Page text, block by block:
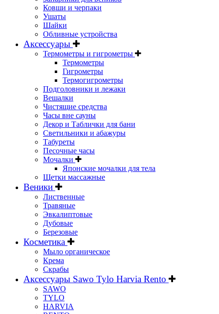
Ковши и черпаки
Ушаты
Шайки
Обливные устройства
Аксессуары
Термометры и гигрометры
Термометры
Гигрометры
Термогигрометры
Подголовники и лежаки
Вешалки
Чистящие средства
Часы вне сауны
Декор и Таблички для бани
Светильники и абажуры
Табуреты
Песочные часы
Мочалки
Японские мочалки для тела
Щетки массажные
Веники
Лиственные
Травяные
Эвкалиптовые
Дубовые
Березовые
Косметика
Мыло органическое
Крема
Скрабы
Аксессуары Sawo Tylo Harvia Rento
SAWO
TYLO
HARVIA